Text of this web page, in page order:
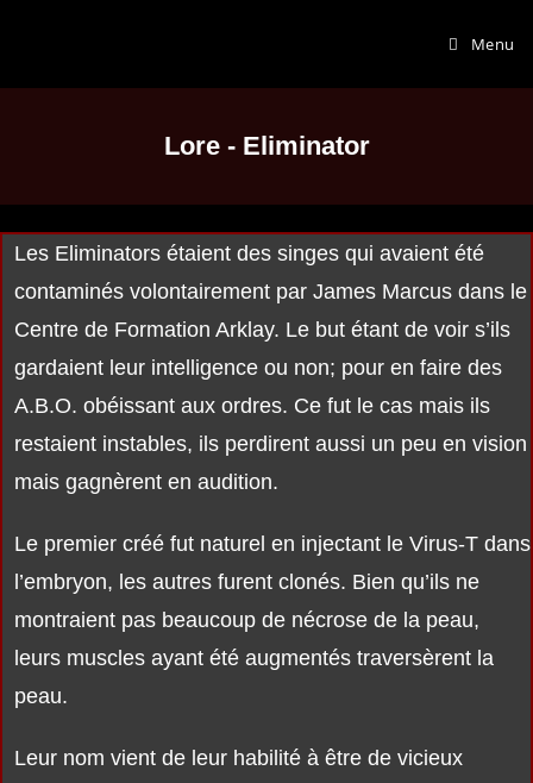
Menu
Lore - Eliminator
Les Eliminators étaient des singes qui avaient été
contaminés volontairement par James Marcus dans le
Centre de Formation Arklay. Le but étant de voir s’ils
gardaient leur intelligence ou non; pour en faire des
A.B.O. obéissant aux ordres. Ce fut le cas mais ils
restaient instables, ils perdirent aussi un peu en vision
mais gagnèrent en audition.
Le premier créé fut naturel en injectant le Virus-T dans
l’embryon, les autres furent clonés. Bien qu’ils ne
montraient pas beaucoup de nécrose de la peau,
leurs muscles ayant été augmentés traversèrent la
peau.
Leur nom vient de leur habilité à être de vicieux